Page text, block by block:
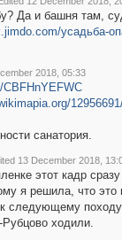
Да и башня там,
усадьба-
2018, 05:33
санатория.
13 December 2018,
этот кадр
я решила, что это
следующему походу
Рубцово ходили.